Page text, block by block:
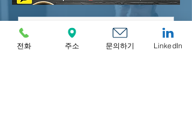
전화 주소 문의하기 LinkedIn